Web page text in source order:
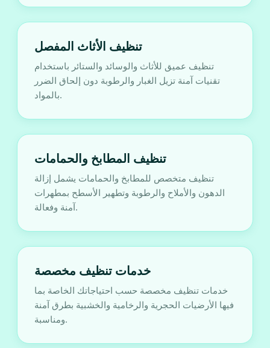
تنظيف الأثاث المفصل
تنظيف عميق للأثاث والوسائد والستائر باستخدام
تقنيات آمنة تزيل الغبار والرطوبة دون إلحاق الضرر
بالمواد.
تنظيف المطابخ والحمامات
تنظيف متخصص للمطابخ والحمامات يشمل إزالة
الدهون والأملاح والرطوبة وتطهير الأسطح بمطهرات
آمنة وفعالة.
خدمات تنظيف مخصصة
خدمات تنظيف مخصصة حسب احتياجاتك الخاصة بما
فيها الأرضيات الحجرية والرخامية والخشبية بطرق آمنة
ومناسبة.